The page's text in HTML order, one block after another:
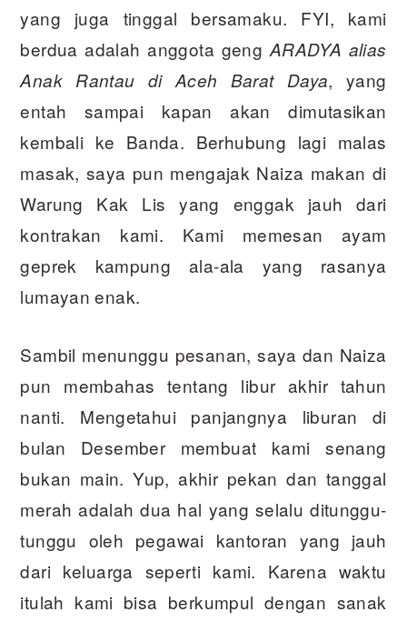
yang juga tinggal bersamaku. FYI, kami
berdua adalah anggota geng ARADYA alias
Anak Rantau di Aceh Barat Daya, yang
entah sampai kapan akan dimutasikan
kembali ke Banda. Berhubung lagi malas
masak, saya pun mengajak Naiza makan di
Warung Kak Lis yang enggak jauh dari
kontrakan kami. Kami memesan ayam
geprek kampung ala-ala yang rasanya
lumayan enak.
Sambil menunggu pesanan, saya dan Naiza
pun membahas tentang libur akhir tahun
nanti. Mengetahui panjangnya liburan di
bulan Desember membuat kami senang
bukan main. Yup, akhir pekan dan tanggal
merah adalah dua hal yang selalu ditunggu-
tunggu oleh pegawai kantoran yang jauh
dari keluarga seperti kami. Karena waktu
itulah kami bisa berkumpul dengan sanak